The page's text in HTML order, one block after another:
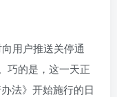
用户推送关停通
巧的是，这一天正
法》开始施行的日